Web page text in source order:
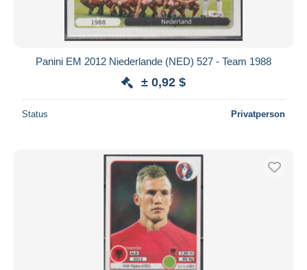
Panini EM 2012 Niederlande (NED) 527 - Team 1988
± 0,92 $
Status Privatperson